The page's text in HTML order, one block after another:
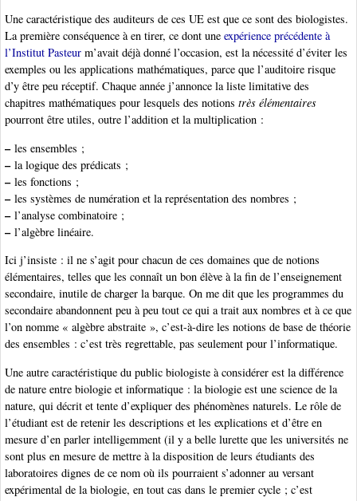
Une caractéristique des auditeurs de ces UE est que ce sont des biologistes.
La première conséquence à en tirer, ce dont une expérience précédente à
l’Institut Pasteur m’avait déjà donné l’occasion, est la nécessité d’éviter les
exemples ou les applications mathématiques, parce que l’auditoire risque
d’y être peu réceptif. Chaque année j’annonce la liste limitative des
chapitres mathématiques pour lesquels des notions très élémentaires
pourront être utiles, outre l’addition et la multiplication :
–les ensembles ;
–la logique des prédicats ;
–les fonctions ;
–les systèmes de numération et la représentation des nombres ;
–l’analyse combinatoire ;
–l’algèbre linéaire.
Ici j’insiste : il ne s’agit pour chacun de ces domaines que de notions
élémentaires, telles que les connaît un bon élève à la fin de l’enseignement
secondaire, inutile de charger la barque. On me dit que les programmes du
secondaire abandonnent peu à peu tout ce qui a trait aux nombres et à ce que
l’on nomme « algèbre abstraite », c’est-à-dire les notions de base de théorie
des ensembles : c’est très regrettable, pas seulement pour l’informatique.
Une autre caractéristique du public biologiste à considérer est la différence
de nature entre biologie et informatique : la biologie est une science de la
nature, qui décrit et tente d’expliquer des phénomènes naturels. Le rôle de
l’étudiant est de retenir les descriptions et les explications et d’être en
mesure d’en parler intelligemment (il y a belle lurette que les universités ne
sont plus en mesure de mettre à la disposition de leurs étudiants des
laboratoires dignes de ce nom où ils pourraient s’adonner au versant
expérimental de la biologie, en tout cas dans le premier cycle ; c’est